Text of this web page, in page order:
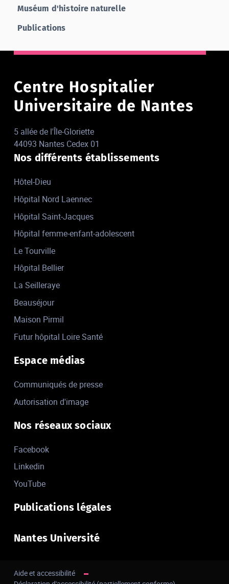
Muséum d'histoire naturelle
Publications
Centre Hospitalier
Universitaire de Nantes
5 allée de l'Île-Gloriette
44093 Nantes Cedex 01
Nos différents établissements
Hôtel-Dieu
Hôpital Nord Laennec
Hôpital Saint-Jacques
Hôpital femme-enfant-adolescent
Le Tourville
Hôpital Bellier
La Seilleraye
Beauséjour
Maison Pirmil
Futur hôpital Loire Santé
Espace médias
Communiqués de presse
Autorisation d'image
Nos réseaux sociaux
Facebook
Linkedin
YouTube
Publications légales
Nantes Université
Aide et accessibilité